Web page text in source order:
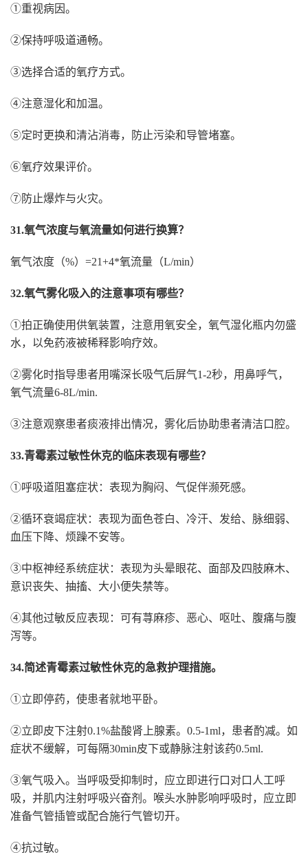
①重视病因。
②保持呼吸道通畅。
③选择合适的氧疗方式。
④注意湿化和加温。
⑤定时更换和清沾消毒，防止污染和导管堵塞。
⑥氧疗效果评价。
⑦防止爆炸与火灾。
31.氧气浓度与氧流量如何进行换算？
氧气浓度（%）=21+4*氧流量（L/min）
32.氧气雾化吸入的注意事项有哪些？
①拍正确使用供氧装置，注意用氧安全，氧气湿化瓶内勿盛
水，以免药液被稀释影响疗效。
②雾化时指导患者用嘴深长吸气后屏气1-2秒，用鼻呼气，
氧气流量6-8L/min.
③注意观察患者痰液排出情况，雾化后协助患者清洁口腔。
33.青霉素过敏性休克的临床表现有哪些？
①呼吸道阻塞症状：表现为胸闷、气促伴濒死感。
②循环衰竭症状：表现为面色苍白、冷汗、发给、脉细弱、
血压下降、烦躁不安等。
③中枢神经系统症状：表现为头晕眼花、面部及四肢麻木、
意识丧失、抽搐、大小便失禁等。
④其他过敏反应表现：可有荨麻疹、恶心、呕吐、腹痛与腹
泻等。
34.简述青霉素过敏性休克的急救护理措施。
①立即停药，使患者就地平卧。
②立即皮下注射0.1%盐酸肾上腺素。0.5-1ml，患者酌减。如
症状不缓解，可每隔30min皮下或静脉注射该药0.5ml.
③氧气吸入。当呼吸受抑制时，应立即进行口对口人工呼
吸，并肌内注射呼吸兴奋剂。喉头水肿影响呼吸时，应立即
准备气管插管或配合施行气管切开。
④抗过敏。